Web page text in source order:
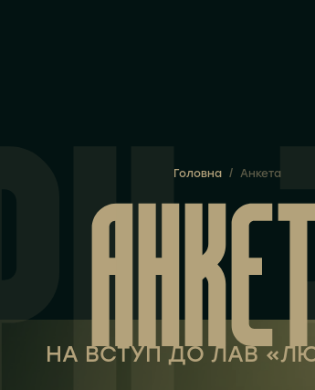
Головна / Анкета
НА ВСТУП ДО ЛАВ